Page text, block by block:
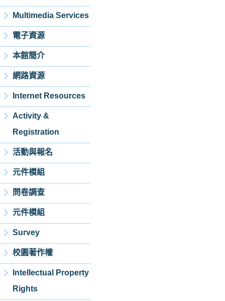
Multimedia Services
電子資源
本館簡介
網路資源
Internet Resources
Activity &
Registration
活動與報名
元件模組
問卷調查
元件模組
Survey
校園著作權
Intellectual Property
Rights